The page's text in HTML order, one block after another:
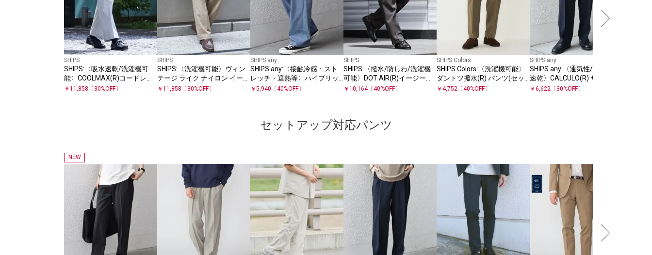
SHIPS
SHIPS:〈吸水速乾/洗濯機可
能〉COOLMAX(R)コードレー
ン パンツ(セットアップ対応)
￥ 11,858 〔30%OFF〕
SHIPS
SHIPS:〈洗濯機可能〉ヴィン
テージ ライク ナイロン イージ
ー スラックス(セットアップ対
￥ 11,858 〔30%OFF〕
SHIPS any
SHIPS any:〈接触冷感・スト
レッチ・遮熱等〉ハイブリッ
ド リネン イージーパンツ (セ
￥ 5,940 〔40%OFF〕
SHIPS
SHIPS:〈撥水/防しわ/洗濯機
可能〉DOT AIR(R)イージーパ
ンツ(セットアップ対応)
￥ 10,164〔40%OFF〕
SHIPS Colors
SHIPS Colors:〈洗濯機可能〉
ダントツ撥水(R) パンツ(セッ
トアップ対応)◇
￥ 4,752 〔40%OFF〕
SHIPS any
SHIPS any:〈通気性/遮熱/吸水
速乾〉CALCULO(R) サマー ト
ロピカル 2タック イージー パ
￥ 6,622 〔30%OFF〕
セットアップ対応パンツ
NEW